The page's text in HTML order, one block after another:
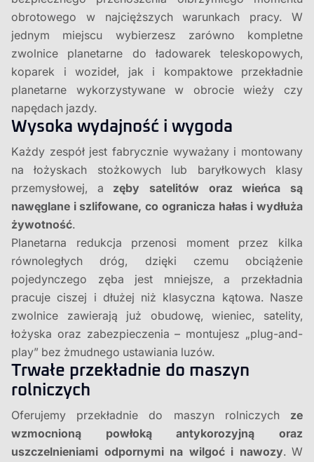
obrotowego w najcięższych warunkach pracy. W
jednym miejscu wybierzesz zarówno kompletne
zwolnice planetarne do ładowarek teleskopowych,
koparek i wozideł, jak i kompaktowe przekładnie
planetarne wykorzystywane w obrocie wieży czy
napędach jazdy.
Wysoka wydajność i wygoda
Każdy zespół jest fabrycznie wyważany i montowany
na łożyskach stożkowych lub baryłkowych klasy
przemysłowej, a zęby satelitów oraz wieńca są
nawęglane i szlifowane, co ogranicza hałas i wydłuża
żywotność.
Planetarna redukcja przenosi moment przez kilka
równoległych dróg, dzięki czemu obciążenie
pojedynczego zęba jest mniejsze, a przekładnia
pracuje ciszej i dłużej niż klasyczna kątowa. Nasze
zwolnice zawierają już obudowę, wieniec, satelity,
łożyska oraz zabezpieczenia – montujesz „plug-and-
play” bez żmudnego ustawiania luzów.
Trwałe przekładnie do maszyn
rolniczych
Oferujemy przekładnie do maszyn rolniczychze
wzmocnioną powłoką antykorozyjną oraz
uszczelnieniami odpornymi na wilgoć i nawozy. W